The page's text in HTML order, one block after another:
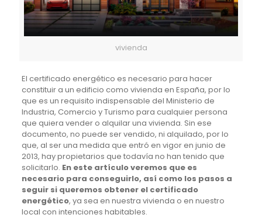
vivienda
El certificado energético es necesario para hacer
constituir a un edificio como vivienda en España, por lo
que es un requisito indispensable del Ministerio de
Industria, Comercio y Turismo para cualquier persona
que quiera vender o alquilar una vivienda. Sin ese
documento, no puede ser vendido, ni alquilado, por lo
que, al ser una medida que entró en vigor en junio de
2013, hay propietarios que todavía no han tenido que
solicitarlo. En este artículo veremos que es
necesario para conseguirlo, así como los pasos a
seguir si queremos obtener el certificado
energético, ya sea en nuestra vivienda o en nuestro
local con intenciones habitables.